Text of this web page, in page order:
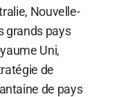
Nouvelle-
grands pays
Uni,
de
de pays